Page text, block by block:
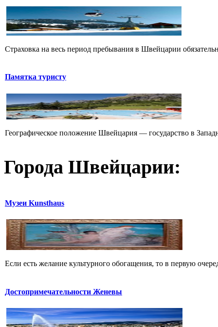
Страховка на весь период пребывания в Швейцарии
Памятка туристу
Географическое положение Швейцария — государство в
Города Швейцарии:
Музеи Kunsthaus
Если есть желание культурного обогащения, то в первую
Достопримечательности Женевы